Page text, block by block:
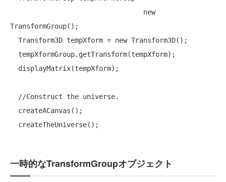
new
TransformGroup();
  Transform3D tempXform =
new Transform3D();
//Construct the universe.
一時的なTransformGroupオブジェクト